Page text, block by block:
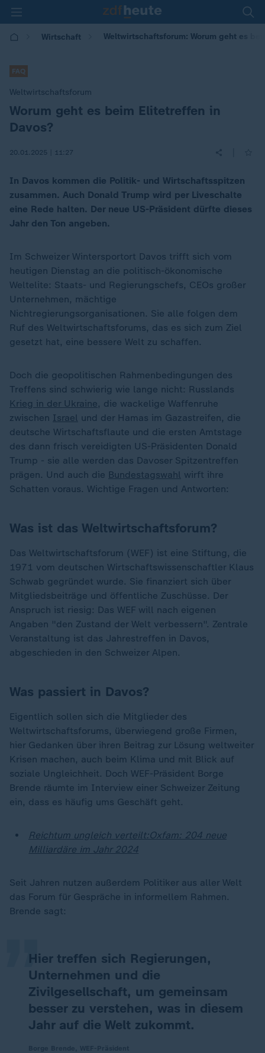
Wirtschaft Weltwirtschaftsforum: Worum geht es
FAQ
Weltwirtschaftsforum
:
Worum geht es beim Elitetreffen in
Davos?
20.01.2025 | 11:27
In Davos kommen die Politik- und Wirtschaftsspitzen
zusammen. Auch Donald Trump wird per Liveschalte
eine Rede halten. Der neue US-Präsident dürfte dieses
Jahr den Ton angeben.
Im Schweizer Wintersportort Davos trifft sich vom
heutigen Dienstag an die politisch-ökonomische
Weltelite: Staats- und Regierungschefs, CEOs großer
Unternehmen, mächtige
Nichtregierungsorganisationen. Sie alle folgen dem
Ruf des Weltwirtschaftsforums, das es sich zum Ziel
gesetzt hat, eine bessere Welt zu schaffen.
Doch die geopolitischen Rahmenbedingungen des
Treffens sind schwierig wie lange nicht: Russlands
Krieg in der Ukraine, die wackelige Waffenruhe
zwischen Israel und der Hamas im Gazastreifen, die
deutsche Wirtschaftsflaute und die ersten Amtstage
des dann frisch vereidigten US-Präsidenten Donald
Trump - sie alle werden das Davoser Spitzentreffen
prägen. Und auch die Bundestagswahl wirft ihre
Schatten voraus. Wichtige Fragen und Antworten:
Was ist das Weltwirtschaftsforum?
Das Weltwirtschaftsforum (WEF) ist eine Stiftung, die
1971 vom deutschen Wirtschaftswissenschaftler Klaus
Schwab gegründet wurde. Sie finanziert sich über
Mitgliedsbeiträge und öffentliche Zuschüsse. Der
Anspruch ist riesig: Das WEF will nach eigenen
Angaben "den Zustand der Welt verbessern". Zentrale
Veranstaltung ist das Jahrestreffen in Davos,
abgeschieden in den Schweizer Alpen.
Was passiert in Davos?
Eigentlich sollen sich die Mitglieder des
Weltwirtschaftsforums, überwiegend große Firmen,
hier Gedanken über ihren Beitrag zur Lösung weltweiter
Krisen machen, auch beim Klima und mit Blick auf
soziale Ungleichheit. Doch WEF-Präsident Borge
Brende räumte im Interview einer Schweizer Zeitung
ein, dass es häufig ums Geschäft geht.
Reichtum ungleich verteilt:Oxfam: 204 neue
Milliardäre im Jahr 2024
Seit Jahren nutzen außerdem Politiker aus aller Welt
das Forum für Gespräche in informellem Rahmen.
Brende sagt:
Hier treffen sich Regierungen,
Unternehmen und die
Zivilgesellschaft, um gemeinsam
besser zu verstehen, was in diesem
Jahr auf die Welt zukommt.
„